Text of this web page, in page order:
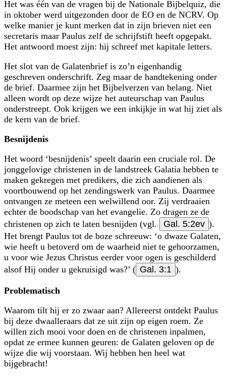
Het was één van de vragen bij de Nationale Bijbelquiz, die
in oktober werd uit­gezonden door de EO en de NCRV. Op
welke manier je kunt merken dat in zijn brieven niet een
secretaris maar Paulus zelf de schrijfstift heeft opgepakt.
Het antwoord moest zijn: hij schreef met kapitale letters.
Het slot van de Galatenbrief is zo’n eigenhandig
geschreven onderschrift. Zeg maar de handtekening onder
de brief. Daarmee zijn het Bijbelverzen van belang. Niet
alleen wordt op deze wijze het auteurschap van Paulus
onderstreept. Ook krijgen we een inkijkje in wat hij ziet als
de kern van de brief.
Besnijdenis
Het woord ‘besnijdenis’ speelt daarin een cruciale rol. De
jonggelovige christenen in de landstreek Galatia hebben te
maken gekregen met predikers, die zich aandienen als
voortbouwend op het zendingswerk van Paulus. Daarmee
ontvangen ze meteen een welwillend oor. Zij verdraaien
echter de boodschap van het evangelie. Zo dragen ze de
christenen op zich te laten besnijden (vgl.
Gal. 5:2ev ).
Het brengt Paulus tot de boze schreeuw: ‘o dwaze Galaten,
wie heeft u betoverd om de waarheid niet te gehoorzamen,
u voor wie Jezus Christus eerder voor ogen is geschilderd
alsof Hij onder u gekruisigd was?’ ( Gal. 3:1 ).
Problematisch
Waarom tilt hij er zo zwaar aan? Allereerst ontdekt Paulus
bij deze dwaalleraars dat ze uit zijn op eigen roem. Ze
willen zich mooi voor doen en de christenen inpalmen,
opdat ze ermee kunnen geuren: de Galaten geloven op de
wijze die wij voorstaan. Wij hebben hen heel wat
bijgebracht!